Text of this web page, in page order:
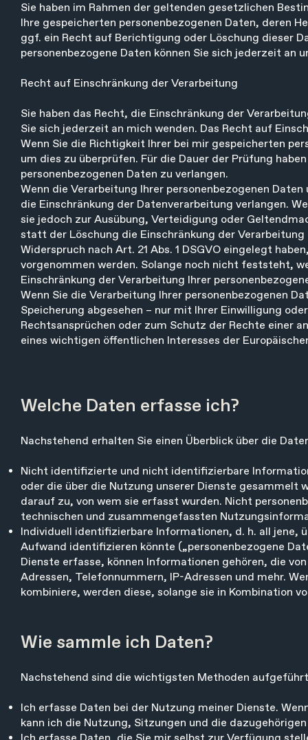
Sie haben im Rahmen der geltenden gesetzlichen
Ihre gespeicherten personenbezogenen Daten, deren
ggf. ein Recht auf Berichtigung oder Löschung dieser
personenbezogene Daten können Sie sich jederzeit an
Recht auf Einschränkung der Verarbeitung
Sie haben das Recht, die Einschränkung der
Sie sich jederzeit an mich wenden. Das Recht auf
Wenn Sie die Richtigkeit Ihrer bei mir gespeicherten
um dies zu überprüfen. Für die Dauer der Prüfung
personenbezogenen Daten zu verlangen.
Wenn die Verarbeitung Ihrer personenbezogenen
die Einschränkung der Datenverarbeitung verlangen.
sie jedoch zur Ausübung, Verteidigung oder
statt der Löschung die Einschränkung der
Widerspruch nach Art. 21 Abs. 1 DSGVO eingelegt
vorgenommen werden. Solange noch nicht feststeht,
Einschränkung der Verarbeitung Ihrer
Wenn Sie die Verarbeitung Ihrer personenbezogenen
Speicherung abgesehen – nur mit Ihrer Einwilligung
Rechtsansprüchen oder zum Schutz der Rechte einer
eines wichtigen öffentlichen Interesses der
Welche Daten erfasse ich?
Nachstehend erhalten Sie einen Überblick über die
Nicht identifizierte und nicht identifizierbare
oder die über die Nutzung unserer Dienste gesammelt
darauf zu, von wem sie erfasst wurden. Nicht
technischen und zusammengefassten
Individuell identifizierbare Informationen, d. h. all
Aufwand identifizieren könnte („personenbezogene
Dienste erfasse, können Informationen gehören, die
Adressen, Telefonnummern, IP-Adressen und mehr.
kombiniere, werden diese, solange sie in Kombination
Wie sammle ich Daten?
Nachstehend sind die wichtigsten Methoden
Ich erfasse Daten bei der Nutzung meiner Dienste.
kann ich die Nutzung, Sitzungen und die